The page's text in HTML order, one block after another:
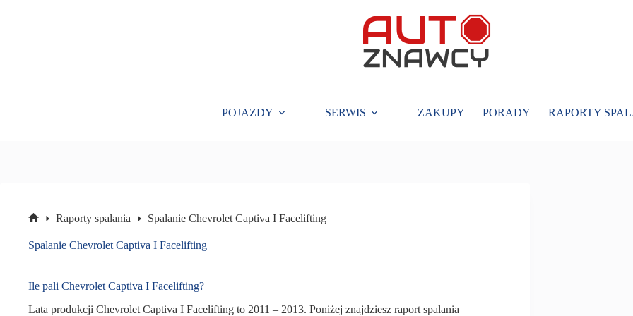
POJAZDY SERWIS ZAKUPY PORADY RAPORTY
główna
Raporty spalania Spalanie Chevrolet Captiva I Facelifting
Spalanie Chevrolet Captiva I Facelifting
Ile pali Chevrolet Captiva I Facelifting?
Lata produkcji Chevrolet Captiva I Facelifting to 2011 – 2013. Poniżej znajdziesz raport spalania